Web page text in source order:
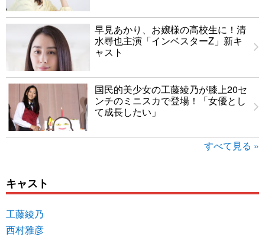
早見あかり、お嬢様の高校生に！清
水尋也主演「インベスターZ」新キ
ャスト
国民的美少女の工藤綾乃が膝上20セ
ンチのミニスカで登場！「女優とし
て成長したい」
すべて見る »
キャスト
工藤綾乃
西村雅彦